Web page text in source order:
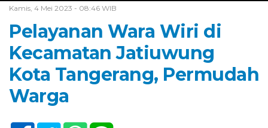
Kamis, 4 Mei 2023 - 08:46 WIB
Pelayanan Wara Wiri di
Kecamatan Jatiuwung
Kota Tangerang, Permudah
Warga